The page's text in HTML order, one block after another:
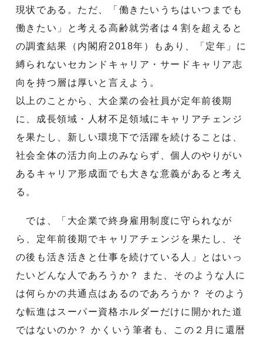
現状である。ただ、「働きたいうちはいつまでも
働きたい」と考える高齢就労者は４割を超えると
の調査結果（内閣府2018年）もあり、「定年」に
縛られないセカンドキャリア・サードキャリア志
向を持つ層は厚いと言えよう。
以上のことから、大企業の会社員が定年前後期
に、成長領域・人材不足領域にキャリアチェンジ
を果たし、新しい環境下で活躍を続けることは、
社会全体の活力向上のみならず、個人のやりがい
あるキャリア形成面でも大きな意義があると考え
る。
では、「大企業で終身雇用制度に守られなが
ら、定年前後期でキャリアチェンジを果たし、そ
の後も活き活きと仕事を続けている人」とはいっ
たいどんな人であろうか？ また、そのような人に
は何らかの共通点はあるのであろうか？ そのよう
な転進はスーパー資格ホルダーだけに開かれた道
ではないのか？ かくいう筆者も、この２月に還暦